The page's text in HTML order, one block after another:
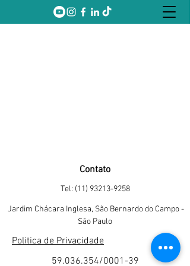
Contato
Tel: (11) 93213-9258
Jardim Chácara Inglesa, São Bernardo do Campo -
São Paulo
Politica de Privacidade
59.036.354/0001-39